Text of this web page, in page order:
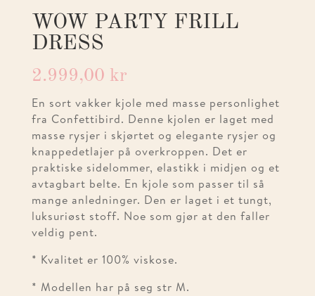
WOW PARTY FRILL
DRESS
2.999,00 kr
En sort vakker kjole med masse personlighet
fra Confettibird. Denne kjolen er laget med
masse rysjer i skjørtet og elegante rysjer og
knappedetlajer på overkroppen. Det er
praktiske sidelommer, elastikk i midjen og et
avtagbart belte. En kjole som passer til så
mange anledninger. Den er laget i et tungt,
luksuriøst stoff. Noe som gjør at den faller
veldig pent.
* Kvalitet er 100% viskose.
* Modellen har på seg str M.